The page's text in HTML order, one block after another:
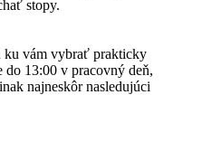
stopy.
ku vám vybrať prakticky
13:00 v pracovný deň,
najneskôr nasledujúci